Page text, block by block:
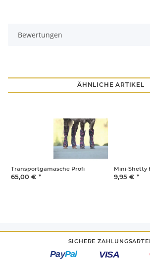
Bewertungen
ÄHNLICHE ARTIKEL
Transportgamasche Profi
65,00 € *
Mini-Shetty
9,95 € *
SICHERE